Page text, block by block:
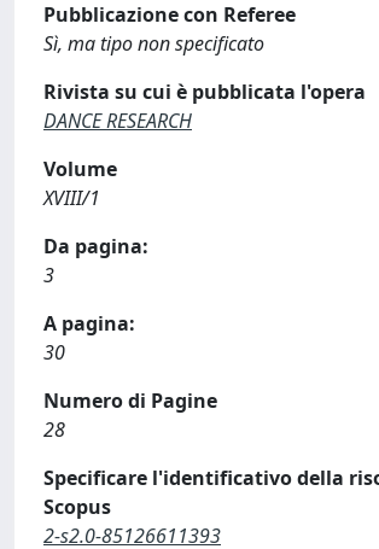
Pubblicazione con Referee
Sì, ma tipo non specificato
Rivista su cui è pubblicata l'opera
DANCE RESEARCH
Volume
XVIII/1
Da pagina:
3
A pagina:
30
Numero di Pagine
28
Specificare l'identificativo della
Scopus
2-s2.0-85126611393